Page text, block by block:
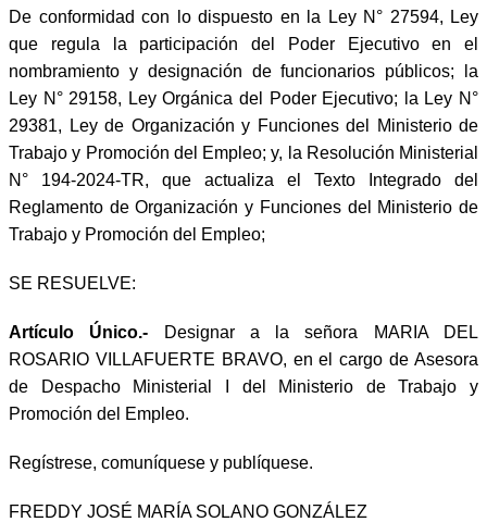
De conformidad con lo dispuesto en la Ley N° 27594, Ley
que regula la participación del Poder Ejecutivo en el
nombramiento y designación de funcionarios públicos; la
Ley N° 29158, Ley Orgánica del Poder Ejecutivo; la Ley N°
29381, Ley de Organización y Funciones del Ministerio de
Trabajo y Promoción del Empleo; y, la Resolución Ministerial
N° 194-2024-TR, que actualiza el Texto Integrado del
Reglamento de Organización y Funciones del Ministerio de
Trabajo y Promoción del Empleo;
SE RESUELVE:
Artículo Único.- Designar a la señora MARIA DEL
ROSARIO VILLAFUERTE BRAVO, en el cargo de Asesora
de Despacho Ministerial I del Ministerio de Trabajo y
Promoción del Empleo.
Regístrese, comuníquese y publíquese.
FREDDY JOSÉ MARÍA SOLANO GONZÁLEZ